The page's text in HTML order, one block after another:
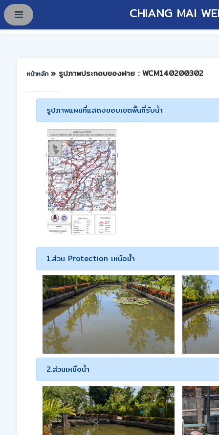
CHIANG MAI
หน้าหลัก » รูปภาพประกอบของฝาย : WCM140200302
รูปภาพแผนที่แสดงขอบเขตพื้นที่รับน้ำ
1.ส่วน Protection เหนือน้ำ
2.ส่วนเหนือน้ำ